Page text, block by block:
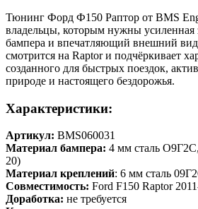
Тюнинг Форд Ф150 Раптор от BMS
владельцы, которым нужны усиленная
бампера и впечатляющий внешний
смотрится на Raptor и подчёркивает
созданного для быстрых поездок,
природе и настоящего бездорожья.
Характеристики:
Артикул: BMS060031
Материал бампера: 4 мм сталь
20)
Материал креплений: 6 мм сталь
Совместимость: Ford F150 Raptor
Доработка: не требуется